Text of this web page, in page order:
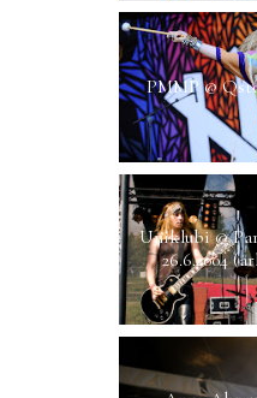
PMMP @
Uniklubi @
26.6.2004